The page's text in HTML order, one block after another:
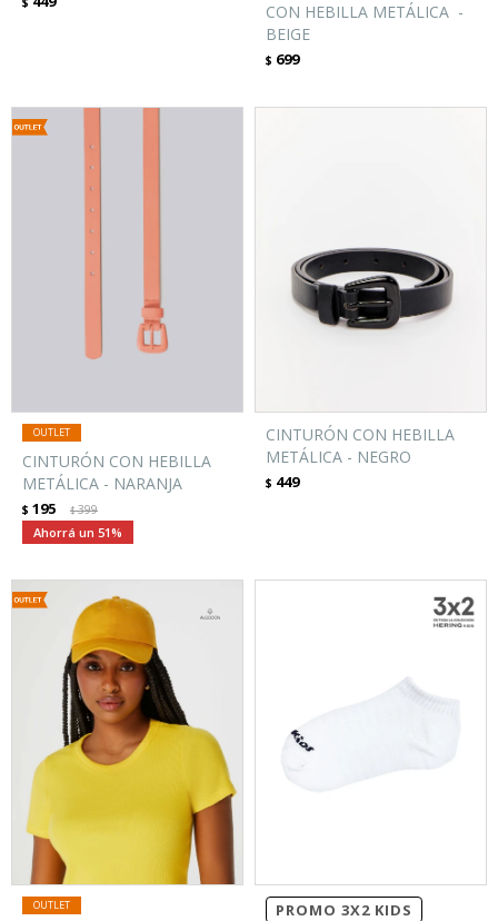
CON HEBILLA METÁLICA -
BEIGE
$ 699
CINTURÓN CON HEBILLA
METÁLICA - NARANJA
$ 195 $399
51
CINTURÓN CON HEBILLA
METÁLICA - NEGRO
$ 449
PROMO 3X2 KIDS